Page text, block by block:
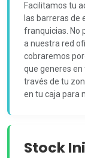
Facilitamos tu
las barreras de
franquicias. No
a nuestra red
cobraremos
que generes
través de tu
en tu caja para
Stock